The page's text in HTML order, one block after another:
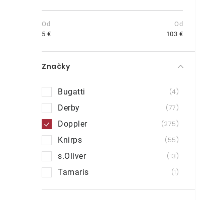
č
n
ý
p
a
n
e
l
5 € 103 €
Značky
Bugatti
4
Derby
77
Doppler
275
Knirps
55
s.Oliver
13
Tamaris
1